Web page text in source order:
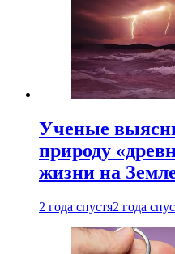
Ученые
природу
жизни на
2 года спустя2 года